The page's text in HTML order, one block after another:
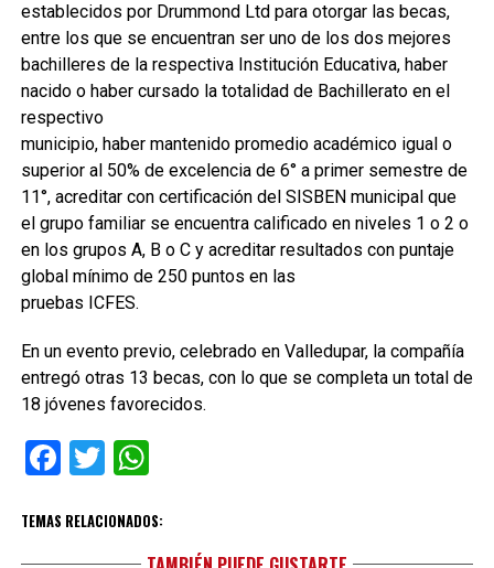
establecidos por Drummond Ltd para otorgar las becas,
entre los que se encuentran ser uno de los dos mejores
bachilleres de la respectiva Institución Educativa, haber
nacido o haber cursado la totalidad de Bachillerato en el
respectivo
municipio, haber mantenido promedio académico igual o
superior al 50% de excelencia de 6° a primer semestre de
11°, acreditar con certificación del SISBEN municipal que
el grupo familiar se encuentra calificado en niveles 1 o 2 o
en los grupos A, B o C y acreditar resultados con puntaje
global mínimo de 250 puntos en las
pruebas ICFES.
En un evento previo, celebrado en Valledupar, la compañía
entregó otras 13 becas, con lo que se completa un total de
18 jóvenes favorecidos.
Facebook
TwitterWhatsApp
TEMAS RELACIONADOS: